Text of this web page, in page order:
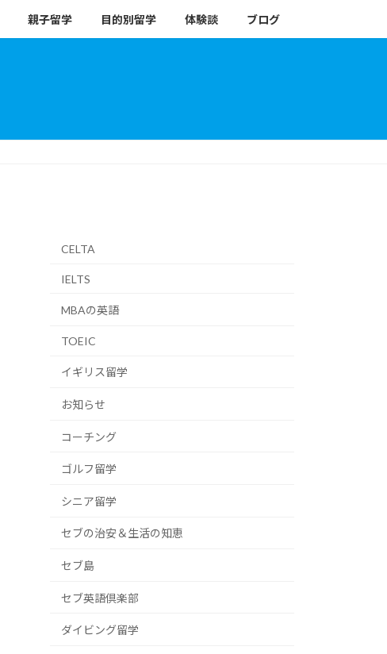
親子留学 目的別留学 体験談 ブログ
CELTA
IELTS
MBAの英語
TOEIC
イギリス留学
お知らせ
コーチング
ゴルフ留学
シニア留学
セブの治安＆生活の知恵
セブ島
セブ英語倶楽部
ダイビング留学